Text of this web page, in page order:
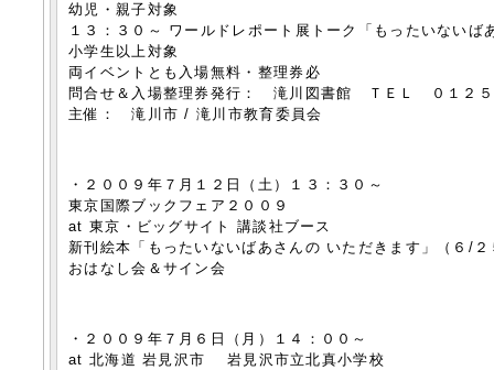
幼児・親子対象
１３：３０～ ワールドレポート展トーク「もったいないば
小学生以上対象
両イベントとも入場無料・整理券必
問合せ＆入場整理券発行： 滝川図書館 ＴＥＬ ０１２５
主催： 滝川市 / 滝川市教育委員会
・２００９年７月１２日（土）１３：３０～
東京国際ブックフェア２００９
at 東京・ビッグサイト 講談社ブース
新刊絵本「もったいないばあさんの いただきます」（６/２
おはなし会＆サイン会
・２００９年７月６日（月）１４：００～
at 北海道 岩見沢市 岩見沢市立北真小学校